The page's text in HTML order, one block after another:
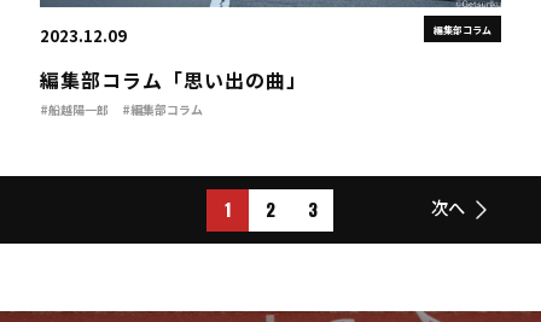
編集部コラム
2023.12.09
編集部コラム「思い出の曲」
#船越陽一郎 #編集部コラム
1 2 3 次へ